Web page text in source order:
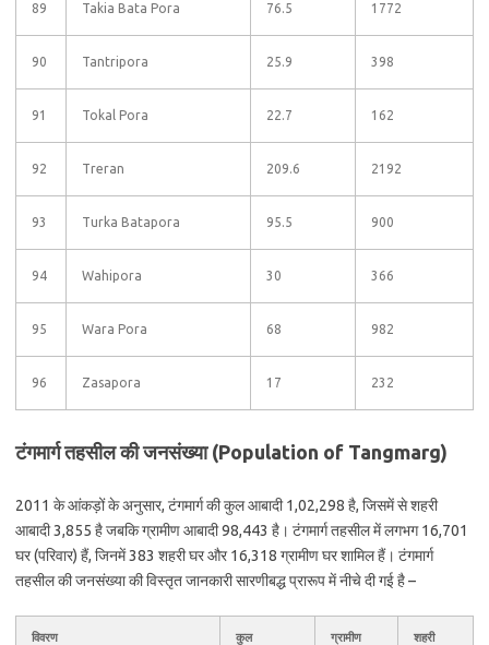
89 Takia Bata Pora 76.5 1772
90 Tantripora 25.9 398
91 Tokal Pora 22.7 162
92 Treran 209.6 2192
93 Turka Batapora 95.5 900
94 Wahipora 30 366
95 Wara Pora 68 982
96 Zasapora 17 232
टंगमार्ग तहसील की जनसंख्या (Population of Tangmarg)
2011 के आंकड़ों के अनुसार, टंगमार्ग की कुल आबादी 1,02,298 है, जिसमें से शहरी
आबादी 3,855 है जबकि ग्रामीण आबादी 98,443 है। टंगमार्ग तहसील में लगभग 16,701
घर (परिवार) हैं, जिनमें 383 शहरी घर और 16,318 ग्रामीण घर शामिल हैं। टंगमार्ग
तहसील की जनसंख्या की विस्तृत जानकारी सारणीबद्ध प्रारूप में नीचे दी गई है –
विवरण कुल ग्रामीण शहरी